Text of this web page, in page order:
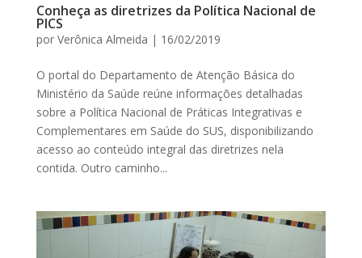
Conheça as diretrizes da Política Nacional de
PICS
por Verônica Almeida | 16/02/2019
O portal do Departamento de Atenção Básica do
Ministério da Saúde reúne informações detalhadas
sobre a Política Nacional de Práticas Integrativas e
Complementares em Saúde do SUS, disponibilizando
acesso ao conteúdo integral das diretrizes nela
contida. Outro caminho...